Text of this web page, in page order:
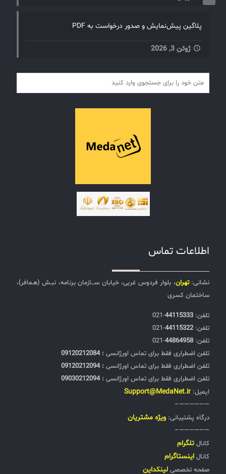
پلاگین پیش‌نمایش و صدور درخواست به PDF
ژوئن 3, 2026
اطلاعات تماس
نشانی:تهران، بلوار فردوس غربی، خیابان ســـازمان برنامه، نبـش (هـمافر)،
ساختمان کسری
تلفن:‌ 44115333
-021
تلفن:‌44115322
-021
تلفن:‌ 44864958
-021
تلفن اضطراری فقط برای تماس اورژانسی : 09120212084
تلفن اضطراری فقط برای تماس اورژانسی : 09120212094
تلفن اضطراری فقط برای تماس اورژانسی : 09030212094
ایمیل: Support@MedaNet.ir
——————–
درگاه پشتیبانی: ويژه مشتریان
——————–
کانال تلگرام
کانال اینستاگرام
صفحه تخصصی لینکداین